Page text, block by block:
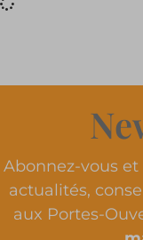
Abonnez-vous
actualités,
aux Portes-